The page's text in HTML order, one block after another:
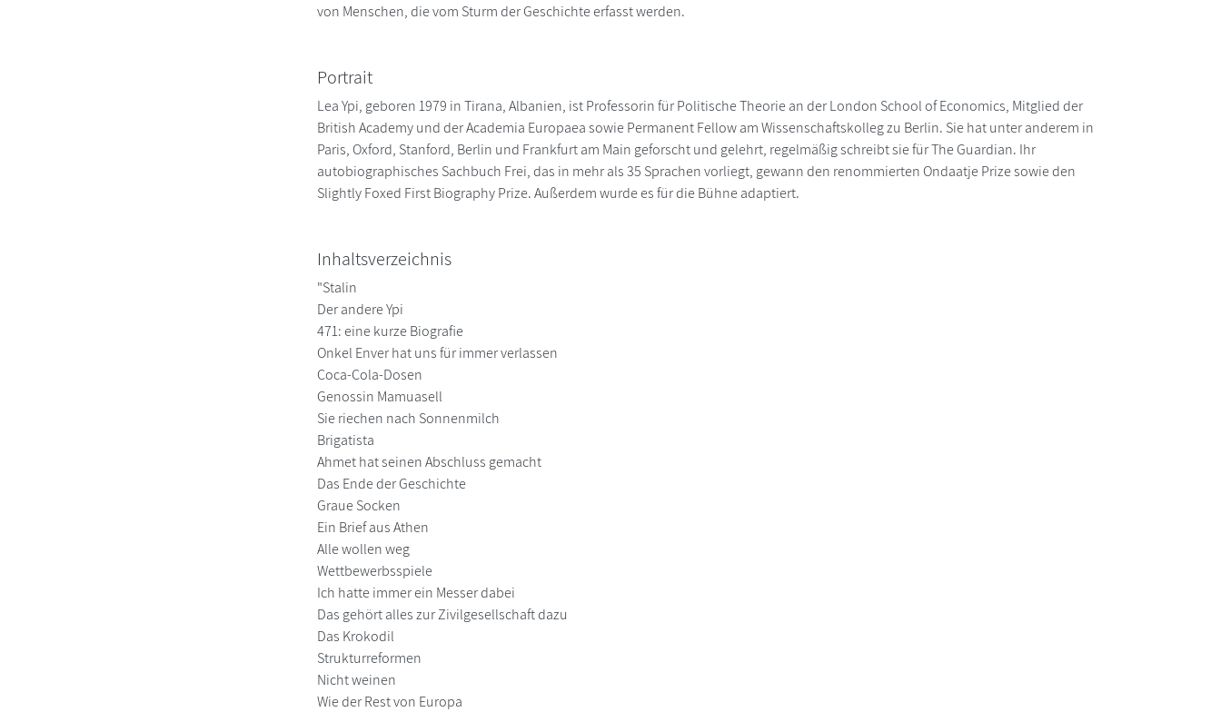
von Menschen, die vom Sturm der Geschichte erfasst werden.
Portrait
Lea Ypi, geboren 1979 in Tirana, Albanien, ist Professorin für Politische Theorie an der London School of Economics, Mitglied der
British Academy und der Academia Europaea sowie Permanent Fellow am Wissenschaftskolleg zu Berlin. Sie hat unter anderem in
Paris, Oxford, Stanford, Berlin und Frankfurt am Main geforscht und gelehrt, regelmäßig schreibt sie für The Guardian. Ihr
autobiographisches Sachbuch Frei, das in mehr als 35 Sprachen vorliegt, gewann den renommierten Ondaatje Prize sowie den
Slightly Foxed First Biography Prize. Außerdem wurde es für die Bühne adaptiert.
Inhaltsverzeichnis
"Stalin
Der andere Ypi
471: eine kurze Biografie
Onkel Enver hat uns für immer verlassen
Coca-Cola-Dosen
Genossin Mamuasell
Sie riechen nach Sonnenmilch
Brigatista
Ahmet hat seinen Abschluss gemacht
Das Ende der Geschichte
Graue Socken
Ein Brief aus Athen
Alle wollen weg
Wettbewerbsspiele
Ich hatte immer ein Messer dabei
Das gehört alles zur Zivilgesellschaft dazu
Das Krokodil
Strukturreformen
Nicht weinen
Wie der Rest von Europa